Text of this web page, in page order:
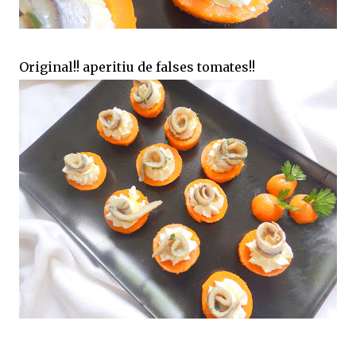
Original!! aperitiu de falses tomates!!